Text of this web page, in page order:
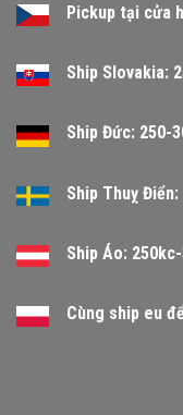
Pickup tại cửa
Ship Slovakia:
Ship Đức: 250-
Ship Thuỵ
Ship Áo:
Cùng ship eu